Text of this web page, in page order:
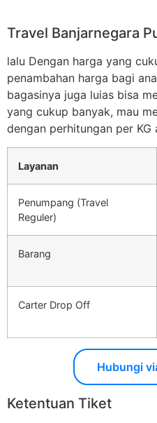
Travel Banjarnegara
lalu Dengan harga yang
penambahan harga bagi
bagasinya juga luias bisa
yang cukup banyak, mau
dengan perhitungan per KG
Layanan
Penumpang (Travel
Reguler)
Barang
Carter Drop Off
Hubungi
Ketentuan Tiket